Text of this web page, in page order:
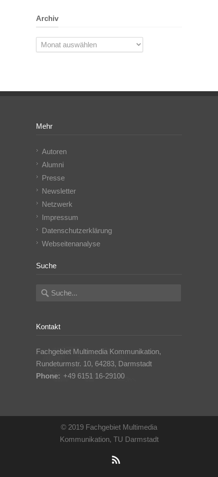
Archiv
Archiv
Mehr
Autoren
Alumni
Presse
Newsletter
Netzwerk
Impressum
Datenschutzerklärung
Webseitenanalyse
Suche
Kontakt
Fachgebiet Multimedia Kommunikation,
Rundeturmstr. 10, 64283, Darmstadt
Phone: +49 6151 16-29100
© 2019 Fachgebiet Multimedia
Kommunikation, TU Darmstadt